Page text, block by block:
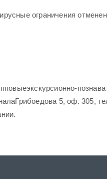
ограничения
5, оф. 305,